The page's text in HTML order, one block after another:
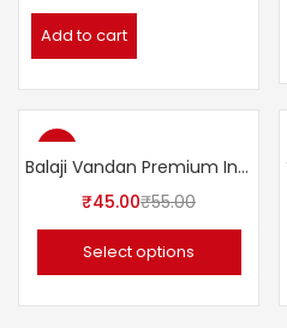
Add to cart
-18%
Balaji Vandan Premium Incense Sticks 110gms
₹45.00₹55.00
Select options